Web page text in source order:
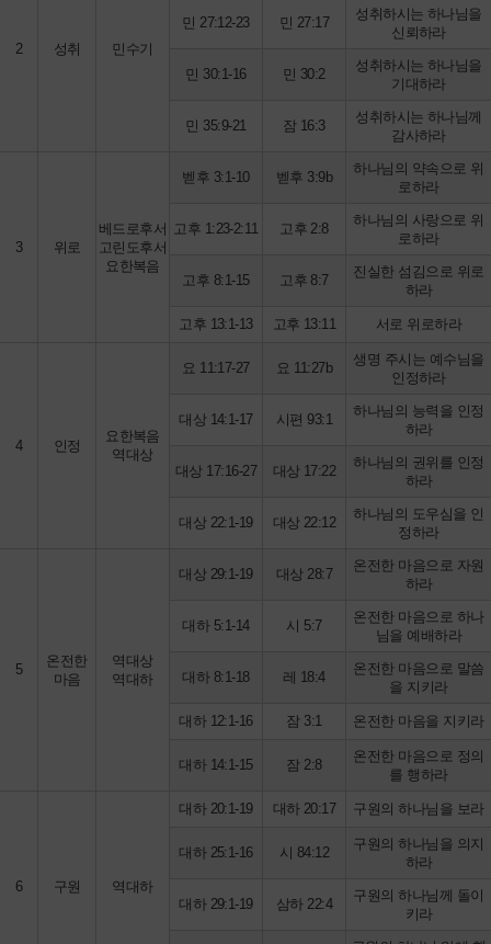
2 성취 민수기
민 27:12-23 민 27:17
성취하시는 하나님을
신뢰하라
민 30:1-16 민 30:2
성취하시는 하나님을
기대하라
민 35:9-21 잠 16:3
성취하시는 하나님께
감사하라
3 위로
베드로후서
고린도후서
요한복음
벧후 3:1-10 벧후 3:9b
하나님의 약속으로 위
로하라
고후 1:23-2:11 고후 2:8
하나님의 사랑으로 위
로하라
고후 8:1-15 고후 8:7
진실한 섬김으로 위로
하라
고후 13:1-13 고후 13:11 서로 위로하라
4 인정
요한복음
역대상
요 11:17-27 요 11:27b
생명 주시는 예수님을
인정하라
대상 14:1-17 시편 93:1
하나님의 능력을 인정
하라
대상 17:16-27 대상 17:22
하나님의 권위를 인정
하라
대상 22:1-19 대상 22:12
하나님의 도우심을 인
정하라
5
온전한
마음
역대상
역대하
대상 29:1-19 대상 28:7
온전한 마음으로 자원
하라
대하 5:1-14 시 5:7
온전한 마음으로 하나
님을 예배하라
대하 8:1-18 레 18:4
온전한 마음으로 말씀
을 지키라
대하 12:1-16 잠 3:1 온전한 마음을 지키라
대하 14:1-15 잠 2:8
온전한 마음으로 정의
를 행하라
6 구원 역대하
대하 20:1-19 대하 20:17 구원의 하나님을 보라
대하 25:1-16 시 84:12
구원의 하나님을 의지
하라
대하 29:1-19 삼하 22:4
구원의 하나님께 돌이
키라